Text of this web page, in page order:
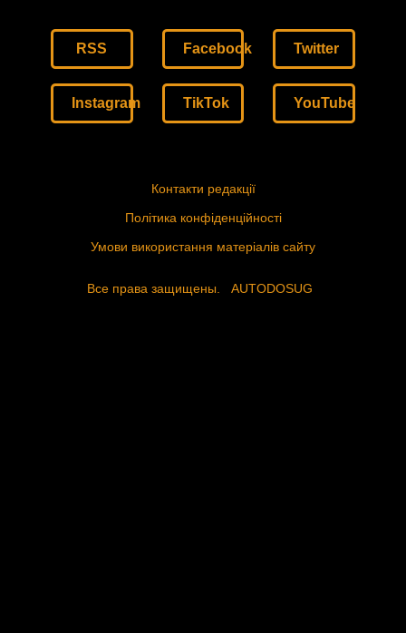
RSS Facebook Twitter
Instagram TikTok YouTube
Контакти редакції
Політика конфіденційності
Умови використання матеріалів сайту
Все права защищены. AUTODOSUG